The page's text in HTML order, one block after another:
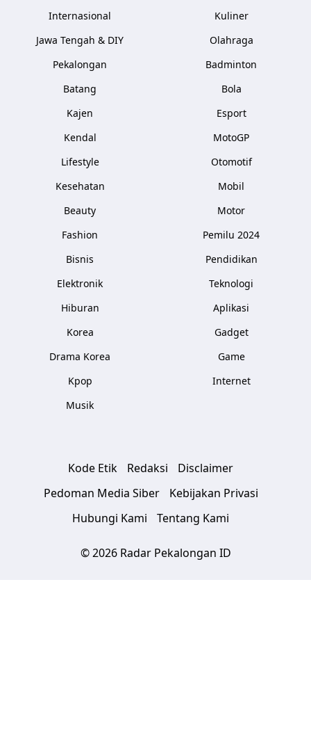
Internasional
Jawa Tengah & DIY
Pekalongan
Batang
Kajen
Kendal
Lifestyle
Kesehatan
Beauty
Fashion
Bisnis
Elektronik
Hiburan
Korea
Drama Korea
Kpop
Musik
Kuliner
Olahraga
Badminton
Bola
Esport
MotoGP
Otomotif
Mobil
Motor
Pemilu 2024
Pendidikan
Teknologi
Aplikasi
Gadget
Game
Internet
Kode Etik Redaksi
Disclaimer
Pedoman Media Siber
Kebijakan Privasi
Hubungi Kami
Tentang Kami
© 2026 Radar Pekalongan ID